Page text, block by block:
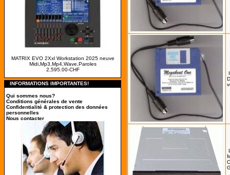
MATRIX EVO 2Xxl Workstation 2025 neuve
Midi,Mp3,Mp4,Wave,Paroles
2,595.00-CHF
INFORMATIONS IMPORTANTES!
Qui sommes nous?
Conditions générales de vente
Confidentialité & protection des données
personnelles
Nous contacter